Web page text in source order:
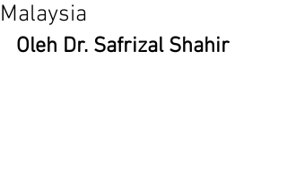
Malaysia
Oleh Dr. Safrizal Shahir